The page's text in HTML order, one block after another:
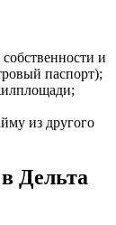
и
паспорт);
из другого
Дельта